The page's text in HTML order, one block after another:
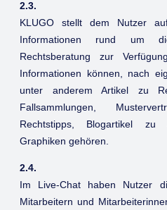
2.3.
KLUGO stellt dem Nutzer
Informationen rund um
Rechtsberatung zur
Informationen können, nach
unter anderem Artikel zu
Fallsammlungen,
Rechtstipps, Blogartikel zu
Graphiken gehören.
2.4.
Im Live-Chat haben Nutzer
Mitarbeitern und